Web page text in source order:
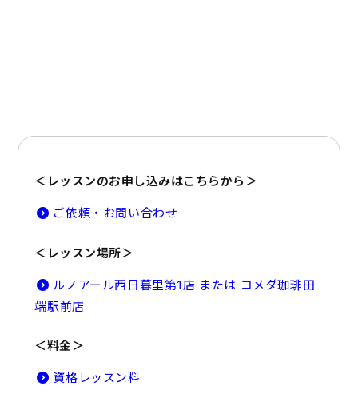
＜レッスンのお申し込みはこちらから＞
ご依頼・お問い合わせ
＜レッスン場所＞
ルノアール西日暮里第1店 または コメダ珈琲田
端駅前店
＜料金＞
資格レッスン料